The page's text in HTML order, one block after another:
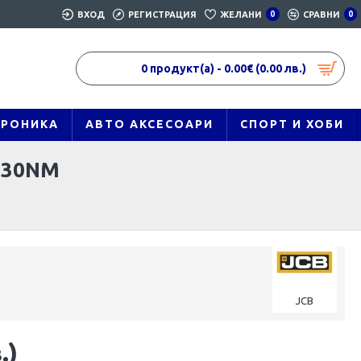
ВХОД РЕГИСТРАЦИЯ ЖЕЛАНИ 0 СРАВНИ 0
0 продукт(а) - 0.00€ (0.00 лв.)
АВТО АКСЕСОАРИ СПОРТ И ХОБИ
JCB